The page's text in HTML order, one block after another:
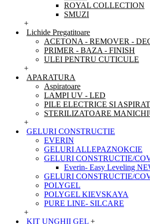
ROYAL COLLECTION
SMUZI
+
Lichide Pregatitoare
ACETONA - REMOVER -
PRIMER - BAZA - FINISH
ULEI PENTRU CUTICULE
+
APARATURA
Aspiratoare
LAMPI UV - LED
PILE ELECTRICE SI
STERILIZATOARE
+
GELURI CONSTRUCTIE
EVERIN
GELURI ALLEPAZNOKCIE
GELURI CONSTRUCTIE/
Everin- Easy Leveling
GELURI CONSTRUCTIE/
POLYGEL
POLYGEL KIEVSKAYA
PURE LINE- SILCARE
+
KIT UNGHII GEL +